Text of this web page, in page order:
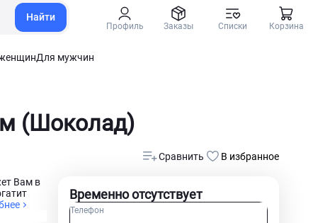
Найти
Профиль Заказы Списки Корзина
Для мужчин
(Шоколад)
Сравнить В избранное
Вам в
Временно отсутствует
Телефон